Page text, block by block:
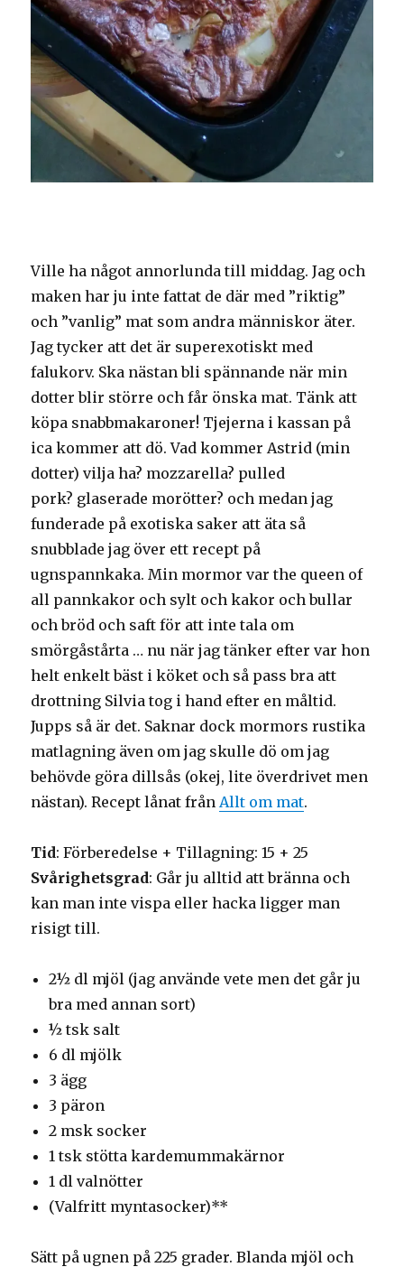
Ville ha något annorlunda till middag. Jag och
maken har ju inte fattat de där med ”riktig”
och ”vanlig” mat som andra människor äter.
Jag tycker att det är superexotiskt med
falukorv. Ska nästan bli spännande när min
dotter blir större och får önska mat. Tänk att
köpa snabbmakaroner! Tjejerna i kassan på
ica kommer att dö. Vad kommer Astrid (min
dotter) vilja ha? mozzarella? pulled
pork? glaserade morötter? och medan jag
funderade på exotiska saker att äta så
snubblade jag över ett recept på
ugnspannkaka. Min mormor var the queen of
all pannkakor och sylt och kakor och bullar
och bröd och saft för att inte tala om
smörgåstårta … nu när jag tänker efter var hon
helt enkelt bäst i köket och så pass bra att
drottning Silvia tog i hand efter en måltid.
Jupps så är det. Saknar dock mormors rustika
matlagning även om jag skulle dö om jag
behövde göra dillsås (okej, lite överdrivet men
nästan). Recept lånat frånAllt om mat.
Tid: Förberedelse + Tillagning: 15 + 25
Svårighetsgrad: Går ju alltid att bränna och
kan man inte vispa eller hacka ligger man
risigt till.
2½ dl mjöl (jag använde vete men det går ju
bra med annan sort)
½ tsk salt
6 dl mjölk
3 ägg
3 päron
2 msk socker
1 tsk stötta kardemummakärnor
1 dl valnötter
(Valfritt myntasocker)**
Sätt på ugnen på 225 grader. Blanda mjöl och